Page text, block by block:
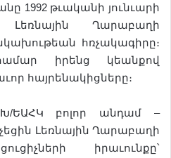
1992 թւականի յունւարի
Ղարաբաղի
հռչակագիրը։
իրենց կեանքով
հայրենակիցները։
ԵԱՀԿ բոլոր անդամ –
Լեռնային Ղարաբաղի
իրաւունքը՝